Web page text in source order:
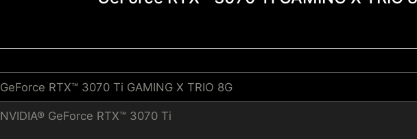
GeForce RTX™ 3070 Ti GAMING X TRIO 8G
NVIDIA® GeForce RTX™ 3070 Ti